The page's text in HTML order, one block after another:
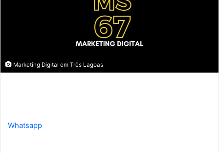
Marketing Digital em Três Lagoas
Whatsapp